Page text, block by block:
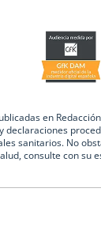
en
declaraciones
sanitarios. No
consulte con su